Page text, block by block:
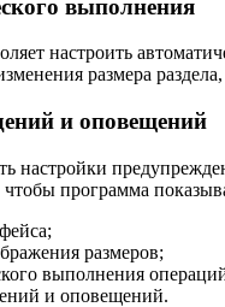
выполнения
настроить
размера
и оповещений
настройки
программа
размеров;
выполнения
и оповещений.